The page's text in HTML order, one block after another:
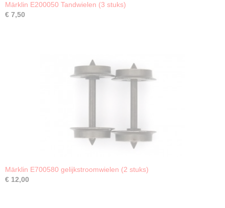
Märklin E200050 Tandwielen (3 stuks)
€ 7,50
Märklin E700580 gelijkstroomwielen (2 stuks)
€ 12,00